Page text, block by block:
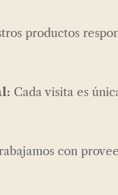
productos
Cada visita es
con